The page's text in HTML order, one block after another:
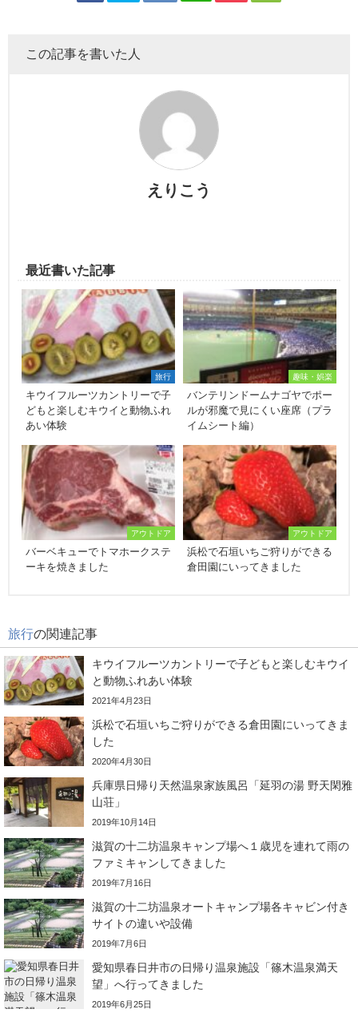
この記事を書いた人
えりこう
最近書いた記事
旅行
キウイフルーツカントリーで子
どもと楽しむキウイと動物ふれ
あい体験
趣味・娯楽
バンテリンドームナゴヤでポー
ルが邪魔で見にくい座席（プラ
イムシート編）
アウトドア
バーベキューでトマホークステ
ーキを焼きました
アウトドア
浜松で石垣いちご狩りができる
倉田園にいってきました
旅行の関連記事
キウイフルーツカントリーで子どもと楽しむキウイ
と動物ふれあい体験
2021年4月23日
浜松で石垣いちご狩りができる倉田園にいってきま
した
2020年4月30日
兵庫県日帰り天然温泉家族風呂「延羽の湯 野天閑雅
山荘」
2019年10月14日
滋賀の十二坊温泉キャンプ場へ１歳児を連れて雨の
ファミキャンしてきました
2019年7月16日
滋賀の十二坊温泉オートキャンプ場各キャビン付き
サイトの違いや設備
2019年7月6日
愛知県春日井市の日帰り温泉施設「篠木温泉満天
望」へ行ってきました
2019年6月25日